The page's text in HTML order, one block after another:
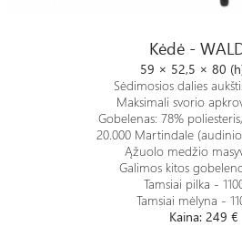
Kėdė -
59 × 52,5 × 80
Sėdimosios dalies
Maksimali svorio
Gobelenas: 78%
20.000 Martindale
Ąžuolo medžio
Galimos kitos
Tamsiai pilka -
Tamsiai mėlyna -
Kaina: 249 €